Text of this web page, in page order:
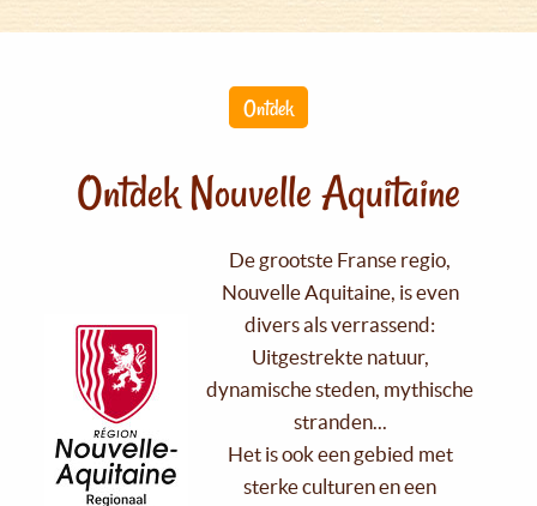
Ontdek
Ontdek Nouvelle Aquitaine
De grootste Franse regio,
Nouvelle Aquitaine, is even
divers als verrassend:
Uitgestrekte natuur,
dynamische steden, mythische
stranden...
Het is ook een gebied met
sterke culturen en een